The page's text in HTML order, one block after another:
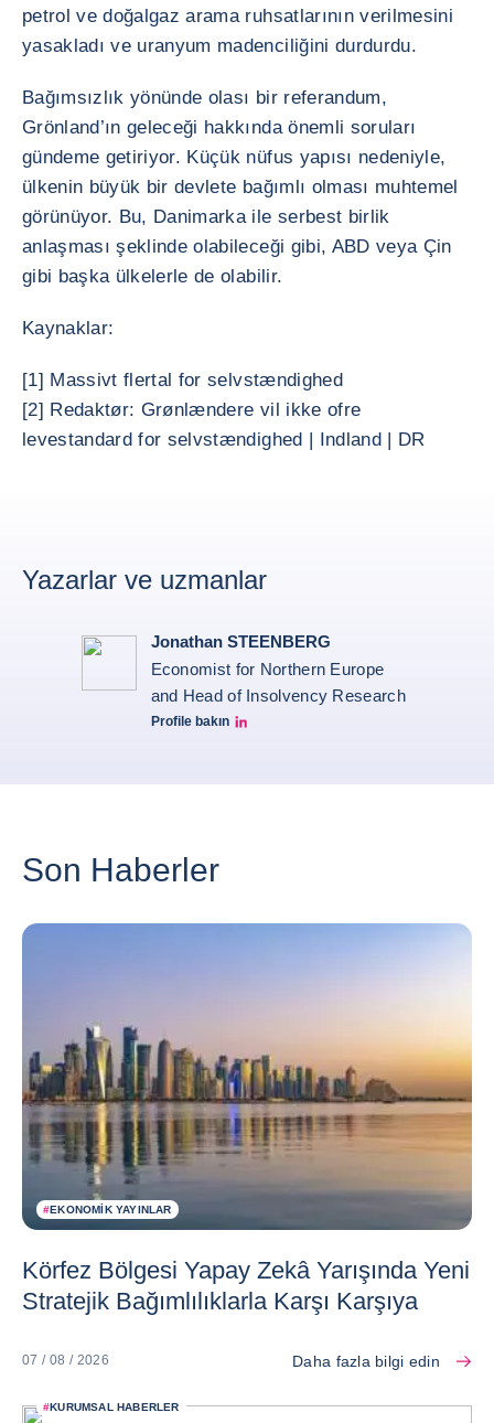
petrol ve doğalgaz arama ruhsatlarının verilmesini
yasakladı ve uranyum madenciliğini durdurdu.
Bağımsızlık yönünde olası bir referandum,
Grönland’ın geleceği hakkında önemli soruları
gündeme getiriyor. Küçük nüfus yapısı nedeniyle,
ülkenin büyük bir devlete bağımlı olması muhtemel
görünüyor. Bu, Danimarka ile serbest birlik
anlaşması şeklinde olabileceği gibi, ABD veya Çin
gibi başka ülkelerle de olabilir.
Kaynaklar:
[1] Massivt flertal for selvstændighed
[2] Redaktør: Grønlændere vil ikke ofre
levestandard for selvstændighed | Indland | DR
Yazarlar ve uzmanlar
Jonathan STEENBERG
Economist for Northern Europe
and Head of Insolvency Research
Profile bakın
Jonathan Steenberg linkedin
Son Haberler
#EKONOMIK YAYINLAR
Körfez Bölgesi Yapay Zekâ Yarışında Yeni
Stratejik Bağımlılıklarla Karşı Karşıya
07 / 08 / 2026 Daha fazla bilgi edin
#KURUMSAL HABERLER